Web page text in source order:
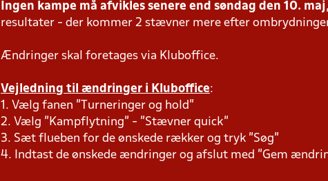
Ingen kampe må afvikles senere end søndag den 10. maj
resultater - der kommer 2 stævner mere efter
Ændringer skal foretages via Kluboffice.
Vejledning til ændringer i Kluboffice:
1. Vælg fanen "Turneringer og hold"
2. Vælg "Kampflytning" - "Stævner quick"
3. Sæt flueben for de ønskede rækker og tryk "Søg"
4. Indtast de ønskede ændringer og afslut med "Gem